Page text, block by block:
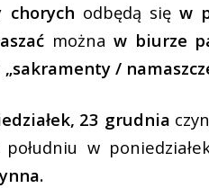
chorych odbędą sięw
można w biurze
„sakramenty /
23 grudnia
w